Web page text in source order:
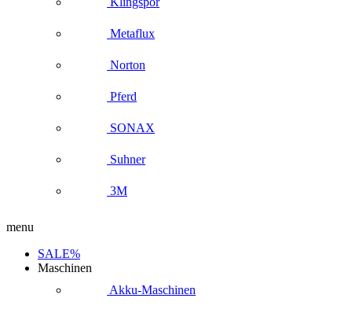
Metaflux
Norton
Pferd
SONAX
Suhner
3M
menu
SALE%
Maschinen
Akku-Maschinen